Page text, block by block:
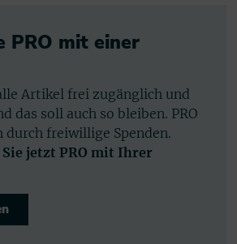
PRO mit einer
Artikel frei zugänglich und
das soll auch so bleiben. PRO
durch freiwillige Spenden.
jetzt PRO mit Ihrer